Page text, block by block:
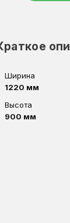
Ширина
1220 мм
Высота
900 мм